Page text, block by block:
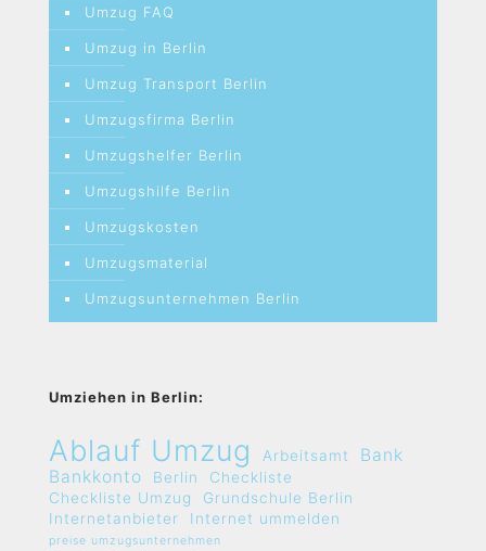
Umzug FAQ
Umzug in Berlin
Umzug Transport Berlin
Umzugsfirma Berlin
Umzugshelfer Berlin
Umzugshilfe Berlin
Umzugskosten
Umzugsmaterial
Umzugsunternehmen Berlin
Umziehen in Berlin:
Ablauf Umzug Arbeitsamt
Bank
Bankkonto
Berlin
Checkliste
Checkliste Umzug
Grundschule Berlin
Internetanbieter
Internet ummelden
preise umzugsunternehmen